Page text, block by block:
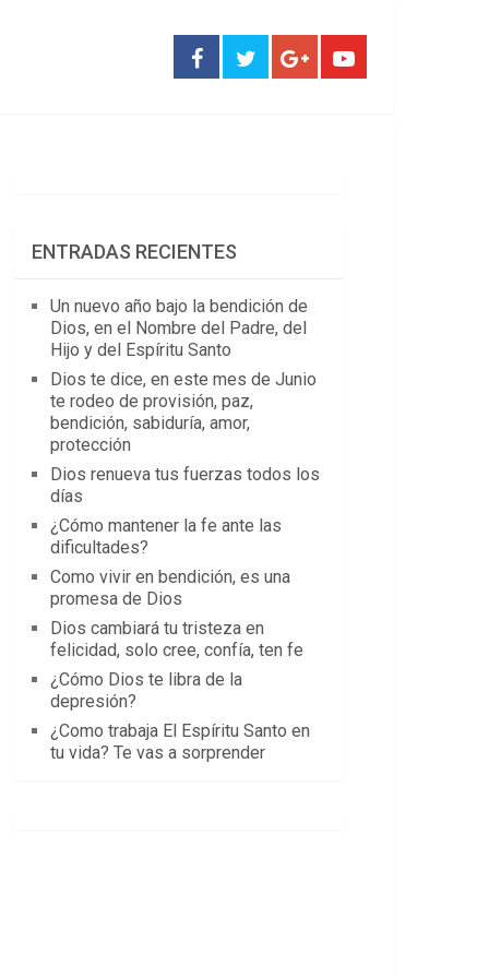
ENTRADAS RECIENTES
Un nuevo año bajo la bendición de
Dios, en el Nombre del Padre, del
Hijo y del Espíritu Santo
Dios te dice, en este mes de Junio
te rodeo de provisión, paz,
bendición, sabiduría, amor,
protección
Dios renueva tus fuerzas todos los
días
¿Cómo mantener la fe ante las
dificultades?
Como vivir en bendición, es una
promesa de Dios
Dios cambiará tu tristeza en
felicidad, solo cree, confía, ten fe
¿Cómo Dios te libra de la
depresión?
¿Como trabaja El Espíritu Santo en
tu vida? Te vas a sorprender